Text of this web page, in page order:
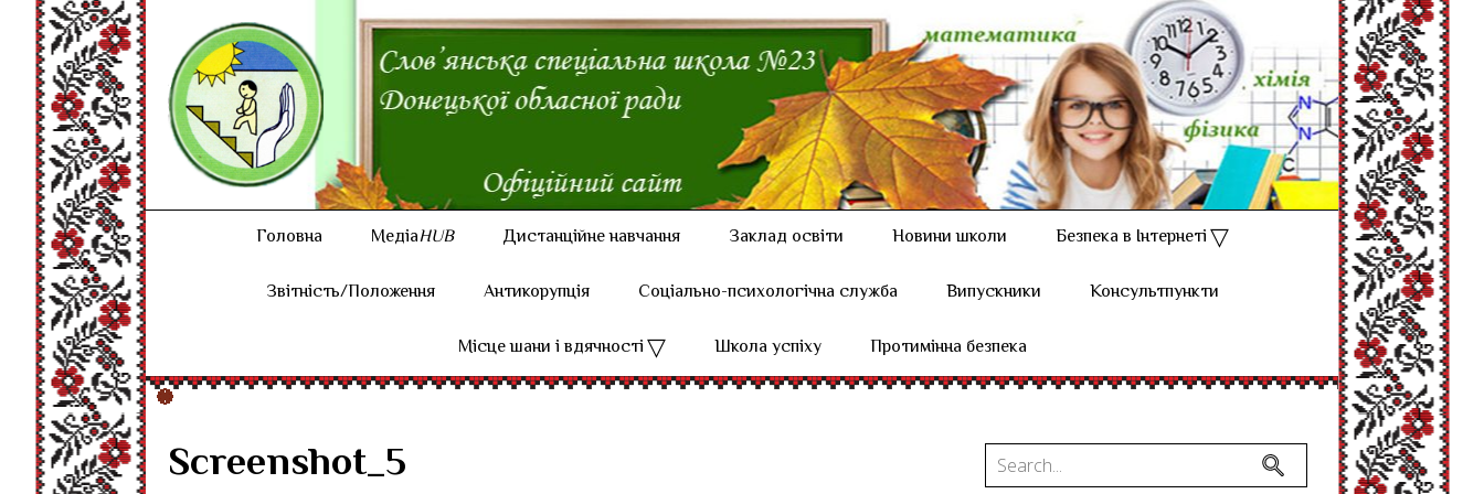
Головна МедіаHUB Дистанційне навчання Заклад освіти Новини школи
Безпека в Інтернеті
Звітність/Положення
Антикорупція Соціально-психологічна служба Випускники
Консультпункти
Місце шани і вдячності
Школа успіху Протимінна безпека
Screenshot_5